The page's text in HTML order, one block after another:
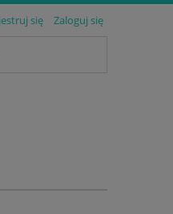
się Zaloguj się